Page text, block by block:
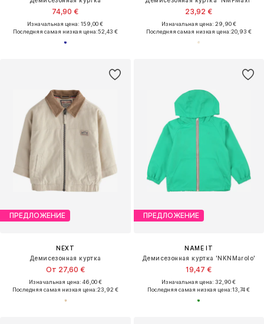
74,90 €
Изначальная цена: 159,00 €
Последняя самая низкая цена:52,43 €
23,92 €
Изначальная цена: 29,90 €
Последняя самая низкая цена:20,93 €
ПРЕДЛОЖЕНИЕ
NEXT
Демисезонная куртка
От 27,60 €
Изначальная цена: 46,00 €
Последняя самая низкая цена:23,92 €
ПРЕДЛОЖЕНИЕ
NAME IT
Демисезонная куртка 'NKNMarolo'
19,47 €
Изначальная цена: 32,90 €
Последняя самая низкая цена:13,74 €